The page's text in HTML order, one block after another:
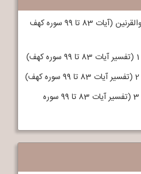
فهرست جلسات کیستی ذوالقرنین (آیات 83 تا 99 سوره کهف
کیستی ذوالقرنین - جلسه 3 (تفسیر آیات 83 تا 99 سوره